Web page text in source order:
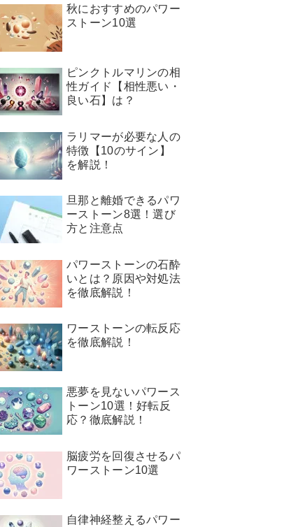
秋におすすめのパワー
ストーン10選
ピンクトルマリンの相
性ガイド【相性悪い・
良い石】は？
ラリマーが必要な人の
特徴【10のサイン】
を解説！
旦那と離婚できるパワ
ーストーン8選！選び
方と注意点
パワーストーンの石酔
いとは？原因や対処法
を徹底解説！
ワーストーンの転反応
を徹底解説！
悪夢を見ないパワース
トーン10選！好転反
応？徹底解説！
脳疲労を回復させるパ
ワーストーン10選
自律神経整えるパワー